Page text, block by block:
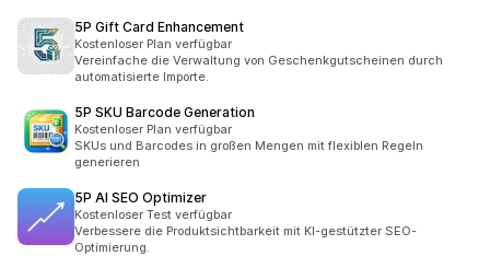
5P Gift Card Enhancement
Kostenloser Plan verfügbar
Vereinfache die Verwaltung von Geschenkgutscheinen durch
automatisierte Importe.
5P SKU Barcode Generation
Kostenloser Plan verfügbar
SKUs und Barcodes in großen Mengen mit flexiblen Regeln
generieren
5P AI SEO Optimizer
Kostenloser Test verfügbar
Verbessere die Produktsichtbarkeit mit KI-gestützter SEO-
Optimierung.